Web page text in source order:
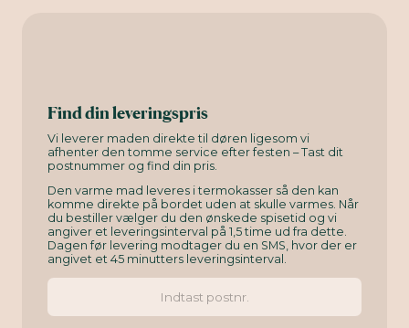
Find din leveringspris
Vi leverer maden direkte til døren ligesom vi
afhenter den tomme service efter festen – Tast dit
postnummer og find din pris.
Den varme mad leveres i termokasser så den kan
komme direkte på bordet uden at skulle varmes. Når
du bestiller vælger du den ønskede spisetid og vi
angiver et leveringsinterval på 1,5 time ud fra dette.
Dagen før levering modtager du en SMS, hvor der er
angivet et 45 minutters leveringsinterval.